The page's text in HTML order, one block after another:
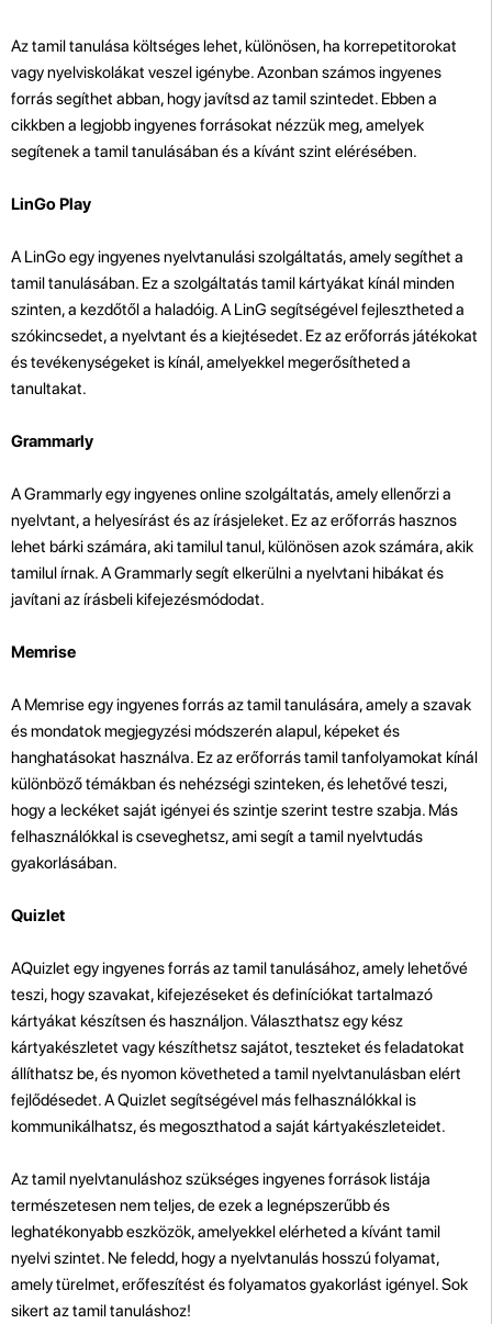
Az tamil tanulása költséges lehet, különösen, ha korrepetitorokat
vagy nyelviskolákat veszel igénybe. Azonban számos ingyenes
forrás segíthet abban, hogy javítsd az tamil szintedet. Ebben a
cikkben a legjobb ingyenes forrásokat nézzük meg, amelyek
segítenek a tamil tanulásában és a kívánt szint elérésében.
LinGo Play
A LinGo egy ingyenes nyelvtanulási szolgáltatás, amely segíthet a
tamil tanulásában. Ez a szolgáltatás tamil kártyákat kínál minden
szinten, a kezdőtől a haladóig. A LinG segítségével fejlesztheted a
szókincsedet, a nyelvtant és a kiejtésedet. Ez az erőforrás játékokat
és tevékenységeket is kínál, amelyekkel megerősítheted a
tanultakat.
Grammarly
A Grammarly egy ingyenes online szolgáltatás, amely ellenőrzi a
nyelvtant, a helyesírást és az írásjeleket. Ez az erőforrás hasznos
lehet bárki számára, aki tamilul tanul, különösen azok számára, akik
tamilul írnak. A Grammarly segít elkerülni a nyelvtani hibákat és
javítani az írásbeli kifejezésmódodat.
Memrise
A Memrise egy ingyenes forrás az tamil tanulására, amely a szavak
és mondatok megjegyzési módszerén alapul, képeket és
hanghatásokat használva. Ez az erőforrás tamil tanfolyamokat kínál
különböző témákban és nehézségi szinteken, és lehetővé teszi,
hogy a leckéket saját igényei és szintje szerint testre szabja. Más
felhasználókkal is cseveghetsz, ami segít a tamil nyelvtudás
gyakorlásában.
Quizlet
AQuizlet egy ingyenes forrás az tamil tanulásához, amely lehetővé
teszi, hogy szavakat, kifejezéseket és definíciókat tartalmazó
kártyákat készítsen és használjon. Választhatsz egy kész
kártyakészletet vagy készíthetsz sajátot, teszteket és feladatokat
állíthatsz be, és nyomon követheted a tamil nyelvtanulásban elért
fejlődésedet. A Quizlet segítségével más felhasználókkal is
kommunikálhatsz, és megoszthatod a saját kártyakészleteidet.
Az tamil nyelvtanuláshoz szükséges ingyenes források listája
természetesen nem teljes, de ezek a legnépszerűbb és
leghatékonyabb eszközök, amelyekkel elérheted a kívánt tamil
nyelvi szintet. Ne feledd, hogy a nyelvtanulás hosszú folyamat,
amely türelmet, erőfeszítést és folyamatos gyakorlást igényel. Sok
sikert az tamil tanuláshoz!